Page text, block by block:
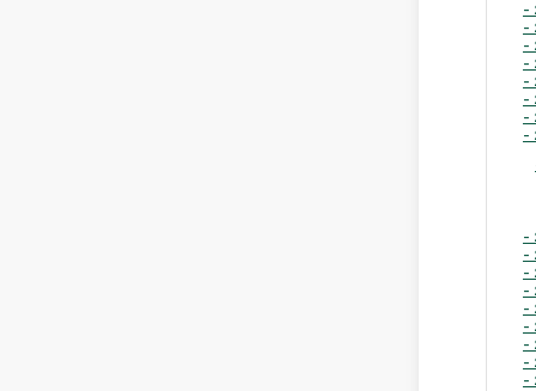
-
-
-
-
-
-
-
-
-
-
-
-
-
-
-
-
-